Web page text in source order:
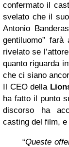
confermato il
svelato che il
Antonio
gentiluomo”
rivelato se
quanto riguarda
che ci siano
Il CEO della
ha fatto il punto
discorso ha
casting del film,
“Queste